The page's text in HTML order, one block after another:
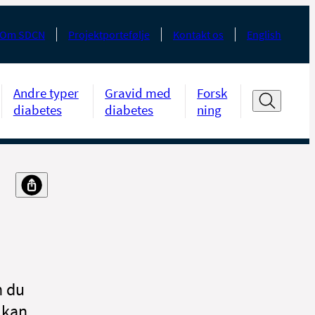
Om SDCN Projektportefølje Kontakt os English
Andre typer
diabetes
Gravid med
diabetes
Forsk
ning
du